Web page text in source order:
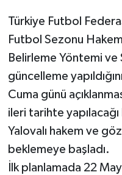
Türkiye Futbol
Futbol Sezonu
Belirleme Yöntemi ve
güncelleme
Cuma günü
ileri tarihte
Yalovalı hakem ve
beklemeye başladı.
İlk planlamada 22